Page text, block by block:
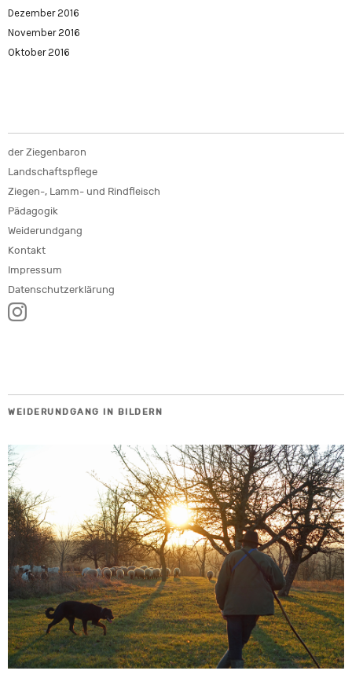
Dezember 2016
November 2016
Oktober 2016
der Ziegenbaron
Landschaftspflege
Ziegen-, Lamm- und Rindfleisch
Pädagogik
Weiderundgang
Kontakt
Impressum
Datenschutzerklärung
WEIDERUNDGANG IN BILDERN